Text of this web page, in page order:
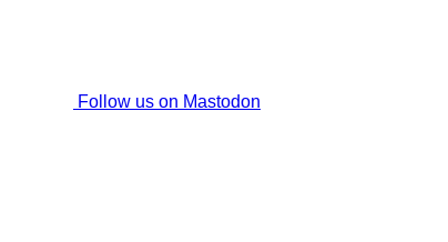
Follow us on Mastodon